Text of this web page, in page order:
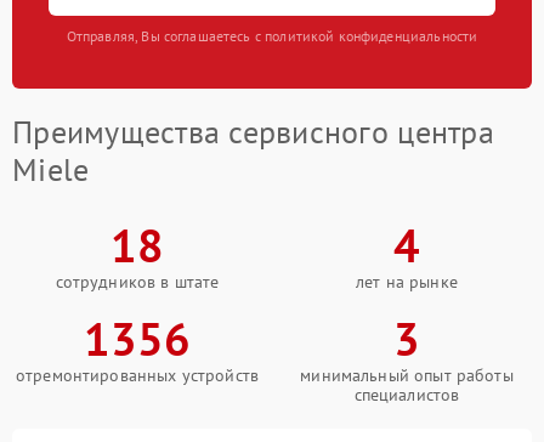
Отправляя, Вы соглашаетесь с политикой конфиденциальности
Преимущества сервисного центра
Miele
18
сотрудников в штате
4
лет на рынке
1356
отремонтированных устройств
3
минимальный опыт работы
специалистов